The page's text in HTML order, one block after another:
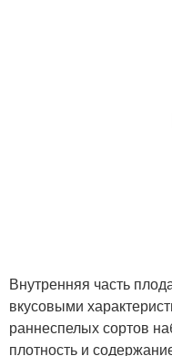
Внутренняя часть
вкусовыми
раннеспелых сортов
плотность и